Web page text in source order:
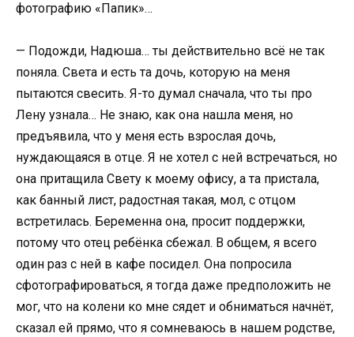
фотографию «Папик»…
— Подожди, Надюша… ты действительно всё не так
поняла. Света и есть та дочь, которую на меня
пытаются свесить. Я-то думал сначала, что ты про
Лену узнала… Не знаю, как она нашла меня, но
предъявила, что у меня есть взрослая дочь,
нуждающаяся в отце. Я не хотел с ней встречаться, но
она притащила Свету к моему офису, а та пристала,
как банный лист, радостная такая, мол, с отцом
встретилась. Беременна она, просит поддержки,
потому что отец ребёнка сбежал. В общем, я всего
один раз с ней в кафе посидел. Она попросила
сфотографироваться, я тогда даже предположить не
мог, что на колени ко мне сядет и обниматься начнёт,
сказал ей прямо, что я сомневаюсь в нашем родстве,